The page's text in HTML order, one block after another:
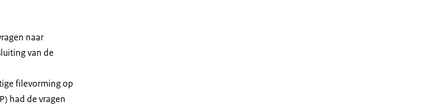
naar
van de
filevorming op
had de vragen